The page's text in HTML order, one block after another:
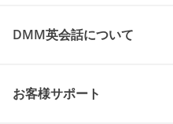
DMM英会話について
お客様サポート